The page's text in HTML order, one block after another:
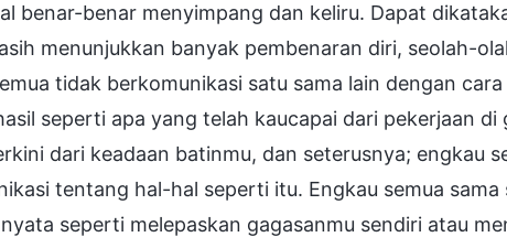
benar-benar menyimpang dan keliru. Dapat
menunjukkan banyak pembenaran diri, seolah-
tidak berkomunikasi satu sama lain dengan
seperti apa yang telah kaucapai dari pekerjaan
dari keadaan batinmu, dan seterusnya; engkau
tentang hal-hal seperti itu. Engkau semua
seperti melepaskan gagasanmu sendiri atau